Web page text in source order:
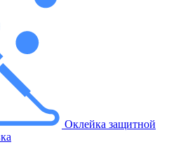
Оклейка защитной